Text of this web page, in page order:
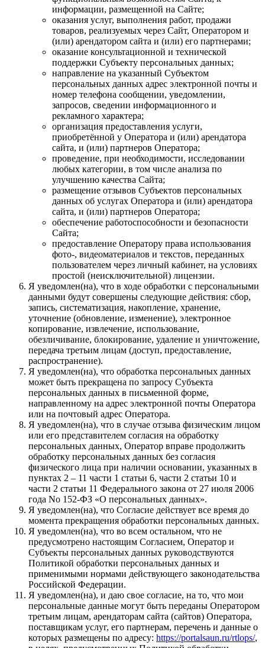
информации, размещенной на Сайте;
оказания услуг, выполнения работ, продажи
товаров, реализуемых через Сайт, Оператором и
(или) арендатором сайта и (или) его партнерами;
оказание консультационной и технической
поддержки Субъекту персональных данных;
направление на указанный Субъектом
персональных данных адрес электронной почты и
номер телефона сообщении, уведомлении,
запросов, сведении информационного и
рекламного характера;
организация предоставления услуги,
приобретённой у Оператора и (или) арендатора
сайта, и (или) партнеров Оператора;
проведение, при необходимости, исследовании
любых категории, в том числе анализа по
улучшению качества Сайта;
размещение отзывов Субъектов персональных
данных об услугах Оператора и (или) арендатора
сайта, и (или) партнеров Оператора;
обеспечение работоспособности и безопасности
Сайта;
предоставление Оператору права использования
фото-, видеоматериалов и текстов, переданных
пользователем через личный кабинет, на условиях
простой (неисключительной) лицензии.
Я уведомлен(на), что в ходе обработки с персональными
данными будут совершены следующие действия: сбор,
запись, систематизация, накопление, хранение,
уточнение (обновление, изменение), электронное
копирование, извлечение, использование,
обезличивание, блокирование, удаление и уничтожение,
передача третьим лицам (доступ, предоставление,
распространение).
Я уведомлен(на), что обработка персональных данных
может быть прекращена по запросу Субъекта
персональных данных в письменной форме,
направленному на адрес электронной почты Оператора
или на почтовый адрес Оператора.
Я уведомлен(на), что в случае отзыва физическим лицом
или его представителем согласия на обработку
персональных данных, Оператор вправе продолжить
обработку персональных данных без согласия
физического лица при наличии основании, указанных в
пунктах 2 – 11 части 1 статьи 6, части 2 статьи 10 и
части 2 статьи 11 Федерального закона от 27 июля 2006
года No 152-ФЗ «О персональных данных».
Я уведомлен(на), что Согласие действует все время до
момента прекращения обработки персональных данных.
Я уведомлен(на), что во всем остальном, что не
предусмотрено настоящим Согласием, Оператор и
Субъекты персональных данных руководствуются
Политикой обработки персональных данных и
применимыми нормами действующего законодательства
Российской Федерации.
Я уведомлен(на), и даю свое согласие, на то, что мои
персональные данные могут быть переданы Оператором
третьим лицам, арендаторам сайта (сайтов) Оператора,
поставщикам услуг, его партнерам, перечень и данные о
которых размещены по адресу: https://portalsaun.ru/rtlops/,